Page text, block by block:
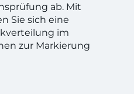
ab. Mit
Sie sich eine
im
zur Markierung